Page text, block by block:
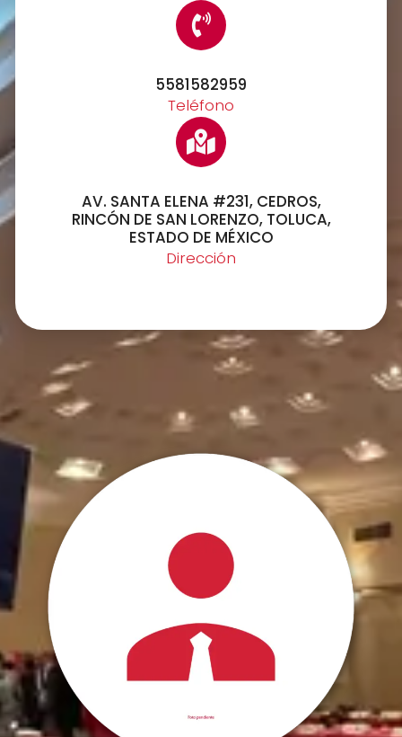
5581582959
Teléfono
AV. SANTA ELENA #231, CEDROS,
RINCÓN DE SAN LORENZO, TOLUCA,
ESTADO DE MÉXICO
Dirección